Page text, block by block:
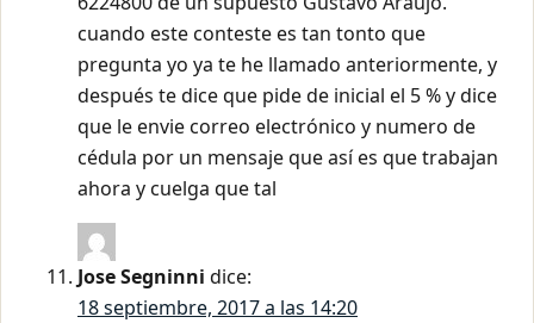
cuando este conteste es tan tonto que
pregunta yo ya te he llamado anteriormente, y
después te dice que pide de inicial el 5 % y dice
que le envie correo electrónico y numero de
cédula por un mensaje que así es que trabajan
ahora y cuelga que tal
Jose Segninni dice:
18 septiembre, 2017 a las 14:20